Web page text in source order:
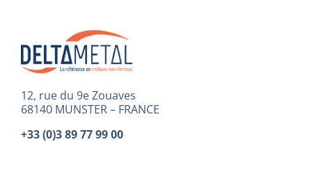
12, rue du 9e Zouaves
68140 MUNSTER – FRANCE
+33 (0)3 89 77 99 00